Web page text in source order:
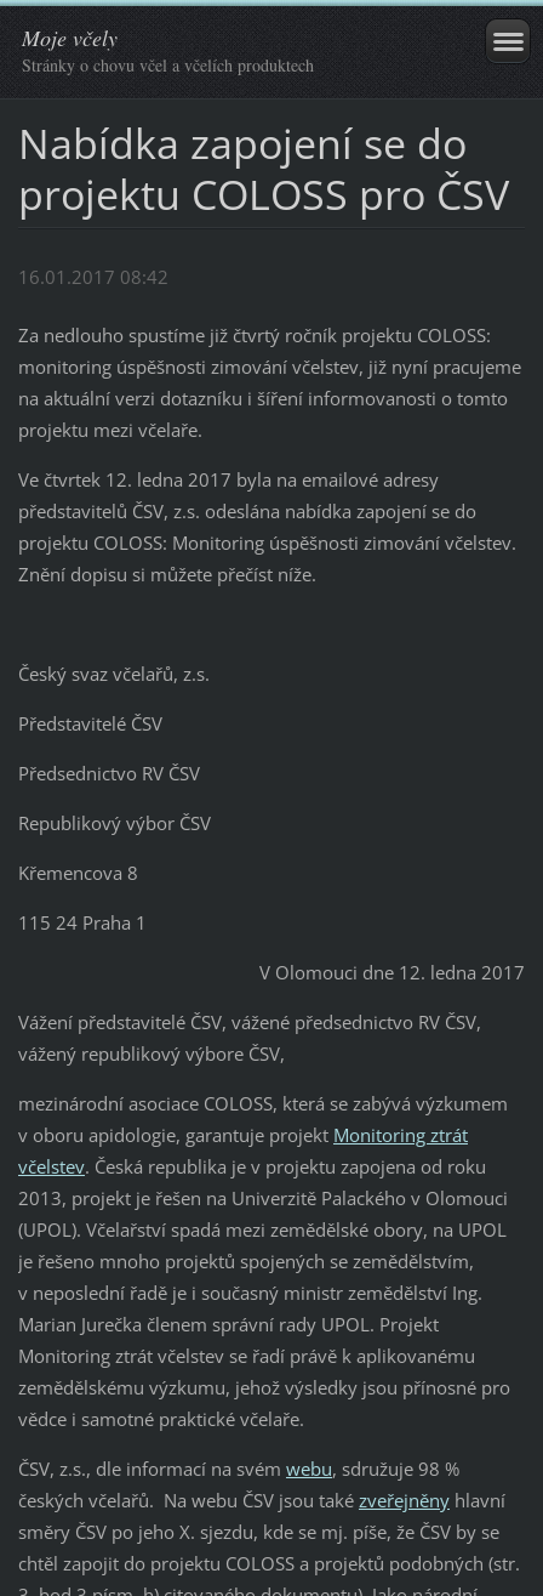
Moje včely
Stránky o chovu včel a včelích produktech
Nabídka zapojení se do
projektu COLOSS pro ČSV
16.01.2017 08:42
Za nedlouho spustíme již čtvrtý ročník projektu COLOSS:
monitoring úspěšnosti zimování včelstev, již nyní pracujeme
na aktuální verzi dotazníku i šíření informovanosti o tomto
projektu mezi včelaře.
Ve čtvrtek 12. ledna 2017 byla na emailové adresy
představitelů ČSV, z.s. odeslána nabídka zapojení se do
projektu COLOSS: Monitoring úspěšnosti zimování včelstev.
Znění dopisu si můžete přečíst níže.
Český svaz včelařů, z.s.
Představitelé ČSV
Předsednictvo RV ČSV
Republikový výbor ČSV
Křemencova 8
115 24 Praha 1
V Olomouci dne 12. ledna 2017
Vážení představitelé ČSV, vážené předsednictvo RV ČSV,
vážený republikový výbore ČSV,
mezinárodní asociace COLOSS, která se zabývá výzkumem
v oboru apidologie, garantuje projekt Monitoring ztrát
včelstev. Česká republika je v projektu zapojena od roku
2013, projekt je řešen na Univerzitě Palackého v Olomouci
(UPOL). Včelařství spadá mezi zemědělské obory, na UPOL
je řešeno mnoho projektů spojených se zemědělstvím,
v neposlední řadě je i současný ministr zemědělství Ing.
Marian Jurečka členem správní rady UPOL. Projekt
Monitoring ztrát včelstev se řadí právě k aplikovanému
zemědělskému výzkumu, jehož výsledky jsou přínosné pro
vědce i samotné praktické včelaře.
ČSV, z.s., dle informací na svém webu, sdružuje 98 %
českých včelařů. Na webu ČSV jsou také zveřejněnyhlavní
směry ČSV po jeho X. sjezdu, kde se mj. píše, že ČSV by se
chtěl zapojit do projektu COLOSS a projektů podobných (str.